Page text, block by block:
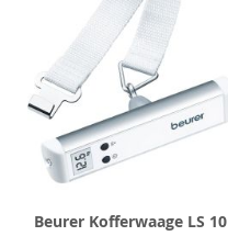
Beurer Kofferwaage LS 10